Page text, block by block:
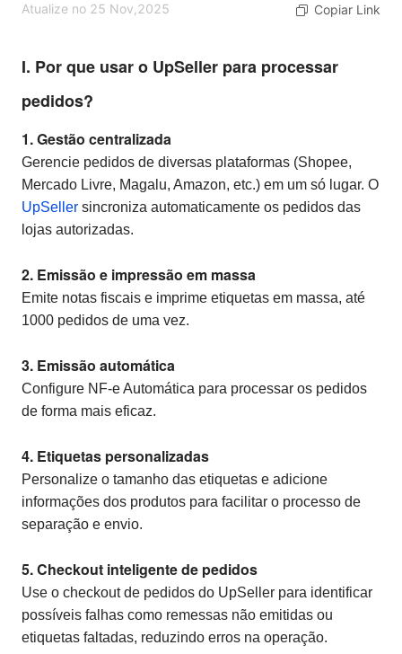
Atualize no 25 Nov,2025 Copiar Link
I. Por que usar o UpSeller para processar
pedidos?
1. Gestão centralizada
Gerencie pedidos de diversas plataformas (Shopee,
Mercado Livre, Magalu, Amazon, etc.) em um só lugar. O
UpSeller sincroniza automaticamente os pedidos das
lojas autorizadas.
2. Emissão e impressão em massa
Emite notas fiscais e imprime etiquetas em massa, até
1000 pedidos de uma vez.
3. Emissão automática
Configure NF-e Automática para processar os pedidos
de forma mais eficaz.
4. Etiquetas personalizadas
Personalize o tamanho das etiquetas e adicione
informações dos produtos para facilitar o processo de
separação e envio.
5. Checkout inteligente de pedidos
Use o checkout de pedidos do UpSeller para identificar
possíveis falhas como remessas não emitidas ou
etiquetas faltadas, reduzindo erros na operação.